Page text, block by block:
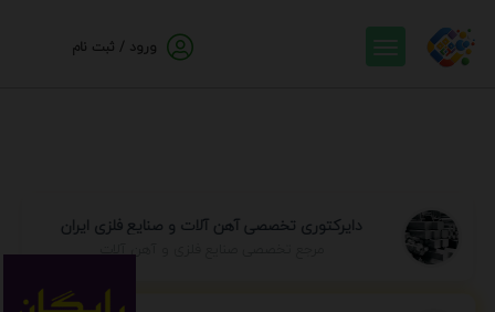
ورود / ثبت نام
دایرکتوری تخصصی آهن آلات و صنایع فلزی ایران
مرجع تخصصی صنایع فلزی و آهن آلات